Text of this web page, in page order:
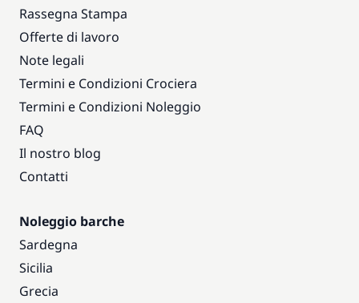
Rassegna Stampa
Offerte di lavoro
Note legali
Termini e Condizioni Crociera
Termini e Condizioni Noleggio
FAQ
Il nostro blog
Contatti
Noleggio barche
Sardegna
Sicilia
Grecia